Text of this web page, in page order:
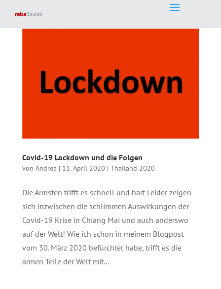
Covid-19 Lockdown und die Folgen
von Andrea | 11. April 2020 | Thailand 2020
Die Ärmsten trifft es schnell und hart Leider zeigen
sich inzwischen die schlimmen Auswirkungen der
Covid-19 Krise in Chiang Mai und auch anderswo
auf der Welt! Wie ich schon in meinem Blogpost
vom 30. März 2020 befürchtet habe, trifft es die
armen Teile der Welt mit...